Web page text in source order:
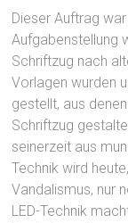
Dieser Auftrag
Aufgabenstellung
Schriftzug nach
Vorlagen wurden
gestellt, aus
Schriftzug
seinerzeit aus
Technik wird
Vandalismus, nur
LED-Technik